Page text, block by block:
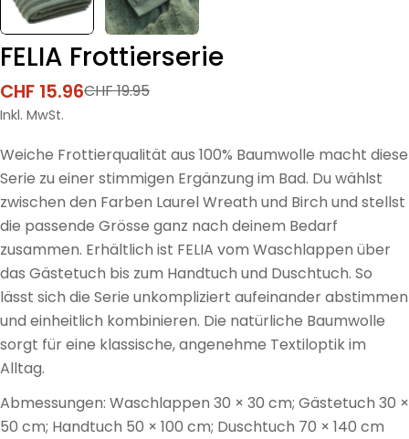
FELIA Frottierserie
Verkaufspreis
CHF 15.96
Regulärer
Preis
CHF 19.95
Inkl. MwSt.
Weiche Frottierqualität aus 100% Baumwolle macht diese
Serie zu einer stimmigen Ergänzung im Bad. Du wählst
zwischen den Farben Laurel Wreath und Birch und stellst
die passende Grösse ganz nach deinem Bedarf
zusammen. Erhältlich ist FELIA vom Waschlappen über
das Gästetuch bis zum Handtuch und Duschtuch. So
lässt sich die Serie unkompliziert aufeinander abstimmen
und einheitlich kombinieren. Die natürliche Baumwolle
sorgt für eine klassische, angenehme Textiloptik im
Alltag.
Abmessungen: Waschlappen 30 × 30 cm; Gästetuch 30 ×
50 cm; Handtuch 50 × 100 cm; Duschtuch 70 × 140 cm